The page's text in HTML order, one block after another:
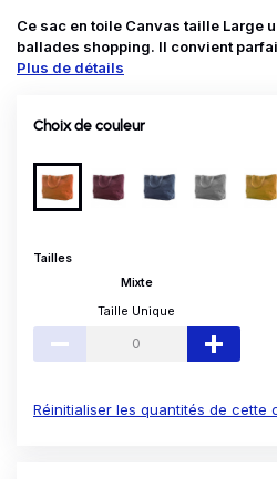
Ce sac en toile Canvas taille Large
ballades shopping. Il convient
Plus de détails
Choix de couleur
Tailles
Mixte
Taille Unique
Réinitialiser les quantités de cette